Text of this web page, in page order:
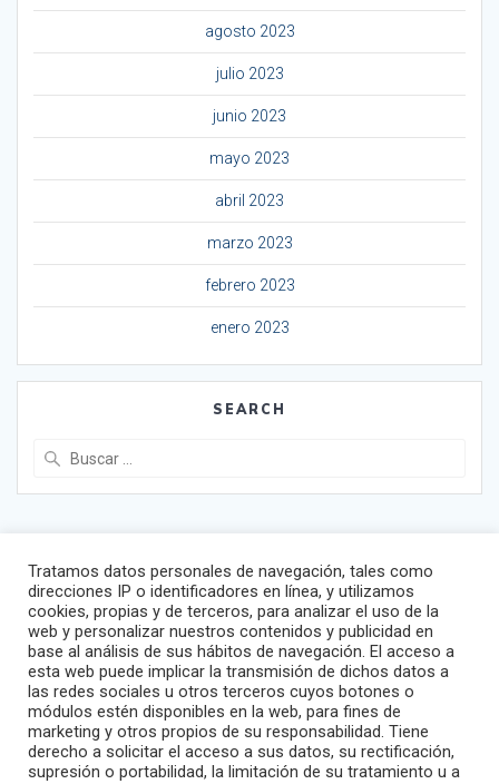
agosto 2023
julio 2023
junio 2023
mayo 2023
abril 2023
marzo 2023
febrero 2023
enero 2023
SEARCH
Sitemap
Global
España
Portugal
Tratamos datos personales de navegación, tales como
direcciones IP o identificadores en línea, y utilizamos
cookies, propias y de terceros, para analizar el uso de la
web y personalizar nuestros contenidos y publicidad en
base al análisis de sus hábitos de navegación. El acceso a
esta web puede implicar la transmisión de dichos datos a
las redes sociales u otros terceros cuyos botones o
módulos estén disponibles en la web, para fines de
marketing y otros propios de su responsabilidad. Tiene
derecho a solicitar el acceso a sus datos, su rectificación,
supresión o portabilidad, la limitación de su tratamiento u a